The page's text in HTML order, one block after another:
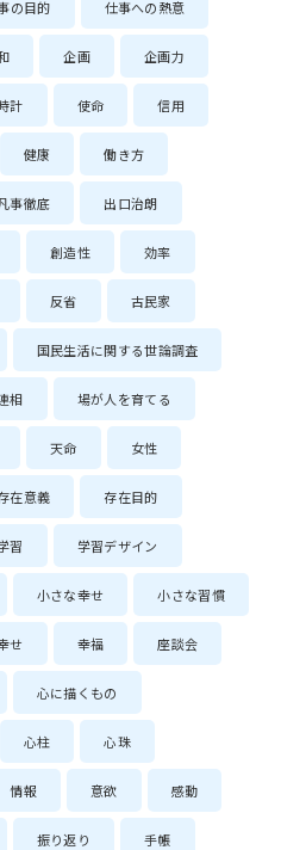
の目的 仕事への熱意
企画 企画力
計 使命 信用
健康 働き方
事徹底 出口治朗
創造性 効率
反省 古民家
国民生活に関する世論調査
相 場が人を育てる
天命 女性
在意義 存在目的
習 学習デザイン
小さな幸せ 小さな習慣
せ 幸福 座談会
心に描くもの
心柱 心珠
情報 意欲 感動
振り返り 手帳